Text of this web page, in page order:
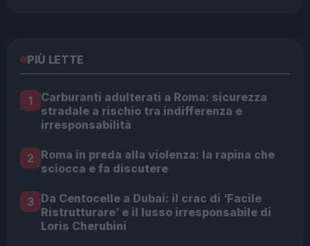
PIÙ LETTE
1
Carburanti adulterati a Roma: sicurezza
stradale a rischio tra indifferenza e
irresponsabilità
2 Roma in preda alla violenza: la rapina che
sciocca e fa discutere
3 Da Centocelle a Dubai: il crac di ‘Facile
Ristrutturare’ e il lusso irresponsabile di
Loris Cherubini